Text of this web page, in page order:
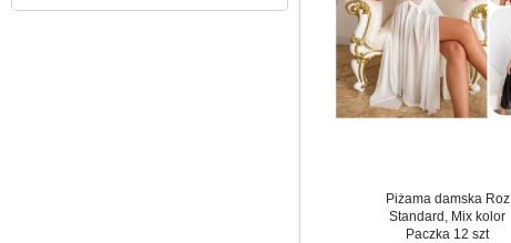
Piżama damska Roz
Standard, Mix kolor
Paczka 12 szt